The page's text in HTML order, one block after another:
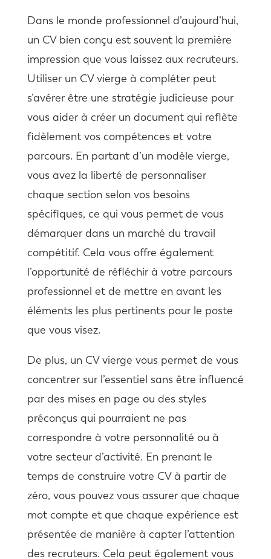
Dans le monde professionnel d’aujourd’hui,
un CV bien conçu est souvent la première
impression que vous laissez aux recruteurs.
Utiliser un CV vierge à compléter peut
s’avérer être une stratégie judicieuse pour
vous aider à créer un document qui reflète
fidèlement vos compétences et votre
parcours. En partant d’un modèle vierge,
vous avez la liberté de personnaliser
chaque section selon vos besoins
spécifiques, ce qui vous permet de vous
démarquer dans un marché du travail
compétitif. Cela vous offre également
l’opportunité de réfléchir à votre parcours
professionnel et de mettre en avant les
éléments les plus pertinents pour le poste
que vous visez.
De plus, un CV vierge vous permet de vous
concentrer sur l’essentiel sans être influencé
par des mises en page ou des styles
préconçus qui pourraient ne pas
correspondre à votre personnalité ou à
votre secteur d’activité. En prenant le
temps de construire votre CV à partir de
zéro, vous pouvez vous assurer que chaque
mot compte et que chaque expérience est
présentée de manière à capter l’attention
des recruteurs. Cela peut également vous